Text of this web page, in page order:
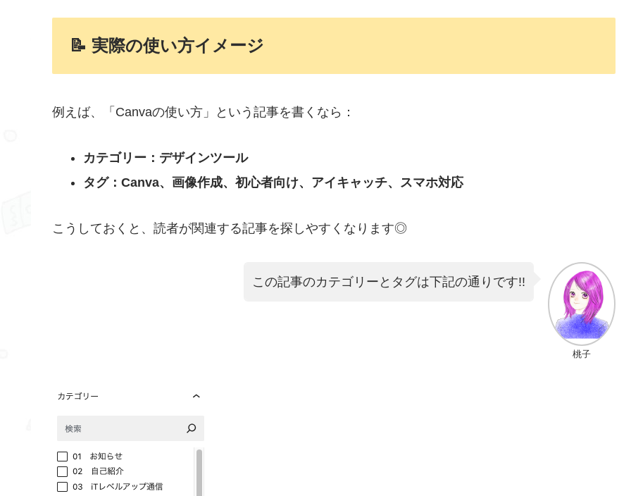
📝 実際の使い方イメージ
例えば、「Canvaの使い方」という記事を書くなら：
カテゴリー：デザインツール
タグ：Canva、画像作成、初心者向け、アイキャッチ、スマホ対応
こうしておくと、読者が関連する記事を探しやすくなります◎
桃子
この記事のカテゴリーとタグは下記の通りです!!